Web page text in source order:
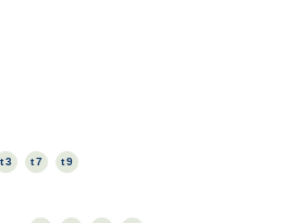
t 3 t 7 t 9